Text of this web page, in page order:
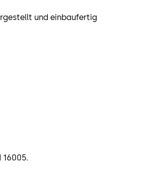
und einbaufertig
16005.